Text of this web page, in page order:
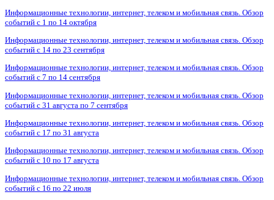
Информационные технологии, интернет, телеком и мобильная связь. Обзор
событий с 1 по 14 октября
Информационные технологии, интернет, телеком и мобильная связь. Обзор
событий с 14 по 23 сентября
Информационные технологии, интернет, телеком и мобильная связь. Обзор
событий с 7 по 14 сентября
Информационные технологии, интернет, телеком и мобильная связь. Обзор
событий с 31 августа по 7 сентября
Информационные технологии, интернет, телеком и мобильная связь. Обзор
событий с 17 по 31 августа
Информационные технологии, интернет, телеком и мобильная связь. Обзор
событий с 10 по 17 августа
Информационные технологии, интернет, телеком и мобильная связь. Обзор
событий с 16 по 22 июля